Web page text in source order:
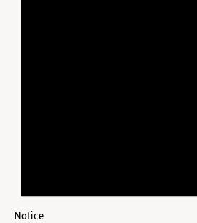
Notice